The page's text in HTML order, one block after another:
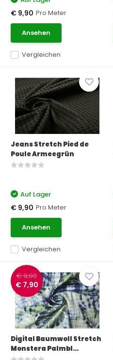
Vergleichen
€ 9,90 Pro Meter
Ansehen
Jeans Stretch Pied de
Poule Armeegrün
Vergleichen
Auf Lager
€ 9,90 Pro Meter
Ansehen
€ 9,90
€ 7,90
Digital Baumwoll Stretch
Monstera Palmbl...